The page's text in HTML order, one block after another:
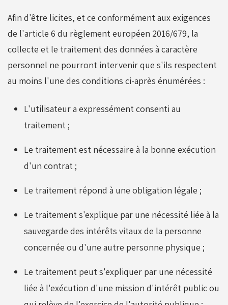
Afin d'être licites, et ce conformément aux exigences
de l'article 6 du règlement européen 2016/679, la
collecte et le traitement des données à caractère
personnel ne pourront intervenir que s'ils respectent
au moins l'une des conditions ci-après énumérées :
L'utilisateur a expressément consenti au
traitement ;
Le traitement est nécessaire à la bonne exécution
d'un contrat ;
Le traitement répond à une obligation légale ;
Le traitement s'explique par une nécessité liée à la
sauvegarde des intérêts vitaux de la personne
concernée ou d'une autre personne physique ;
Le traitement peut s'expliquer par une nécessité
liée à l'exécution d'une mission d'intérêt public ou